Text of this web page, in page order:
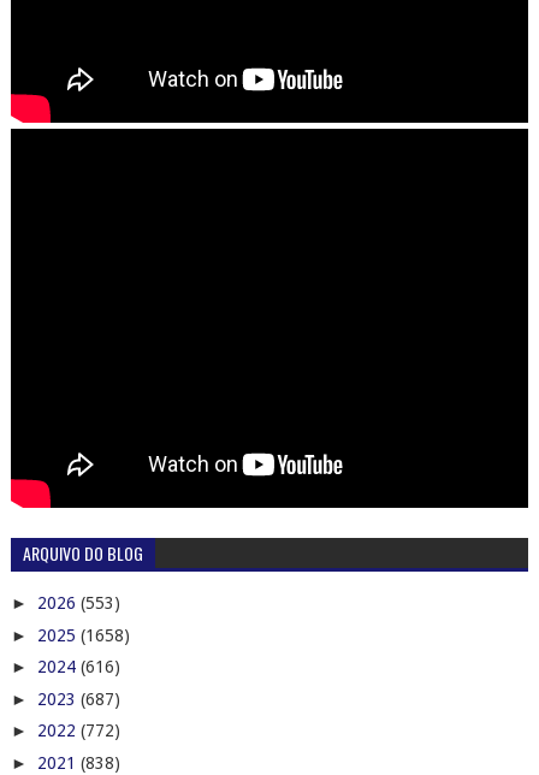
ARQUIVO DO BLOG
► 2026 (553)
► 2025 (1658)
► 2024 (616)
► 2023 (687)
► 2022 (772)
► 2021 (838)